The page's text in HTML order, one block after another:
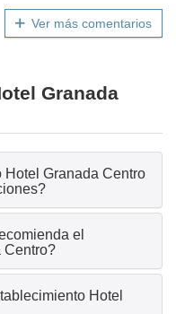
Ver más comentarios
Granada
Granada Centro
el
Centro?
Hotel